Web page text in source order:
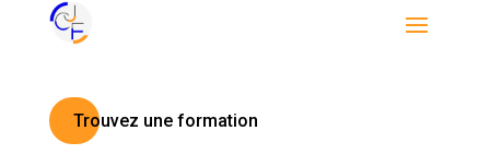
Trouvez une formation